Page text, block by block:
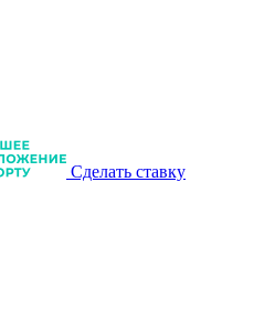
Сделать ставку